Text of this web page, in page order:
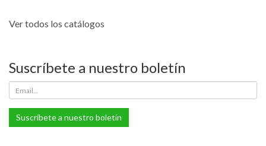
Ver todos los catálogos
Suscríbete a nuestro boletín
Suscríbete a nuestro boletín